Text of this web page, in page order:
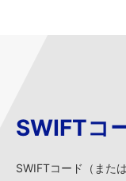
SWIFTコ
SWIFTコード（また